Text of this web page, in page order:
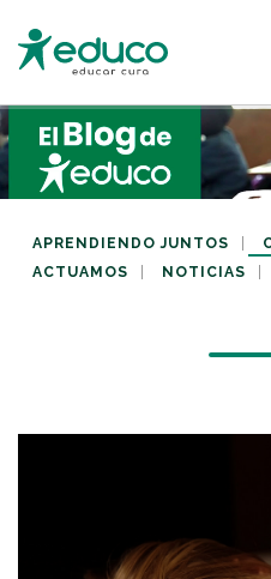
MIS
MIS
MIS RETOS
CERRAR
APRENDIENDO JUNTOS
ACTUAMOS
NOTICIAS